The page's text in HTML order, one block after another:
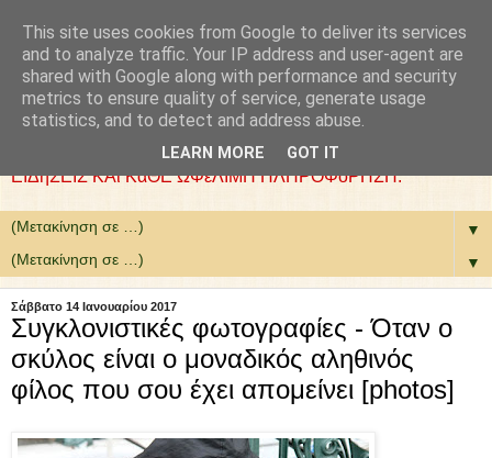
: COLLaZ NeWS aND
MoRE
ΘέΛΟΥΜΕ ΝΑ ΕίΜΑΣΤΕ ΧΡήΣΙΜΟΙ. ΕΠΙΛέΓΟΥΜΕ
ΕΙΔήΣΕΙΣ ΚΑι ΚάΘΕ ΩΦέΛΙΜΗ ΠΛΗΡΟΦόΡΗΣΗ.
▼
▼
Σάββατο 14 Ιανουαρίου 2017
Συγκλονιστικές φωτογραφίες - Όταν ο
σκύλος είναι ο μοναδικός αληθινός
φίλος που σου έχει απομείνει [photos]
This site uses cookies from Google to deliver its services
and to analyze traffic. Your IP address and user-agent are
shared with Google along with performance and security
metrics to ensure quality of service, generate usage
statistics, and to detect and address abuse.
LEARN MORE GOT IT